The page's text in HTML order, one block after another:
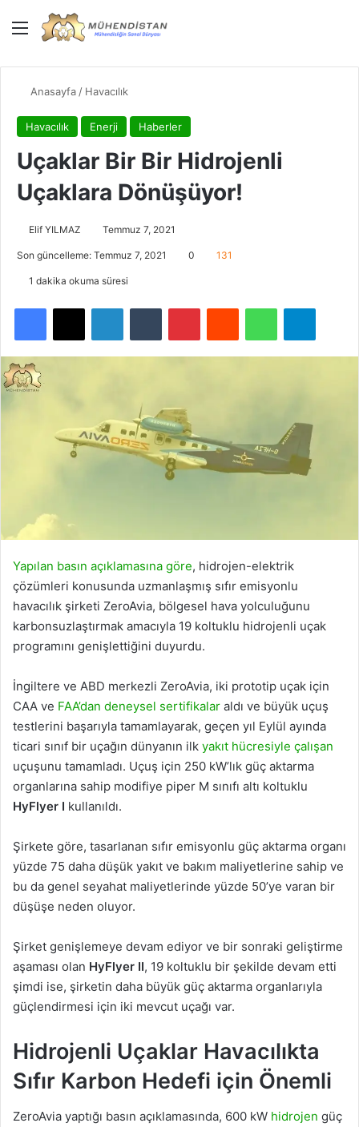
Menü
Anasayfa / Havacılık
Havacılık Enerji Haberler
Uçaklar Bir Bir Hidrojenli
Uçaklara Dönüşüyor!
Elif YILMAZ Temmuz 7, 2021
Son güncelleme: Temmuz 7, 2021 0 131
1 dakika okuma süresi
Facebook
X LinkedInTumblr PinterestReddit WhatsApp
Yapılan basın açıklamasına göre, hidrojen-elektrik
çözümleri konusunda uzmanlaşmış sıfır emisyonlu
havacılık şirketi ZeroAvia, bölgesel hava yolculuğunu
karbonsuzlaştırmak amacıyla 19 koltuklu hidrojenli uçak
programını genişlettiğini duyurdu.
İngiltere ve ABD merkezli ZeroAvia, iki prototip uçak için
CAA ve FAA’dan deneysel sertifikalar aldı ve büyük uçuş
testlerini başarıyla tamamlayarak, geçen yıl Eylül ayında
ticari sınıf bir uçağın dünyanın ilk yakıt hücresiyle çalışan
uçuşunu tamamladı. Uçuş için 250 kW’lık güç aktarma
organlarına sahip modifiye piper M sınıfı altı koltuklu
HyFlyer I kullanıldı.
Şirkete göre, tasarlanan sıfır emisyonlu güç aktarma organı
yüzde 75 daha düşük yakıt ve bakım maliyetlerine sahip ve
bu da genel seyahat maliyetlerinde yüzde 50’ye varan bir
düşüşe neden oluyor.
Şirket genişlemeye devam ediyor ve bir sonraki geliştirme
aşaması olan HyFlyer II, 19 koltuklu bir şekilde devam etti
şimdi ise, şirketin daha büyük güç aktarma organlarıyla
güçlendirmesi için iki mevcut uçağı var.
Hidrojenli Uçaklar Havacılıkta
Sıfır Karbon Hedefi için Önemli
ZeroAvia yaptığı basın açıklamasında, 600 kW hidrojen güç